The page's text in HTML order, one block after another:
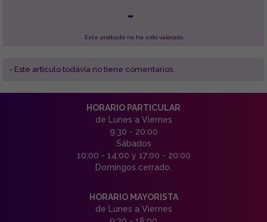
-
Este producto no ha sido valorado
- Este articulo todavía no tiene comentarios.
HORARIO PARTICULAR
de Lunes a Viernes
9:30 - 20:00
Sábados
10:00 - 14:00 y 17:00 - 20:00
Domingos cerrado.
HORARIO MAYORISTA
de Lunes a Viernes